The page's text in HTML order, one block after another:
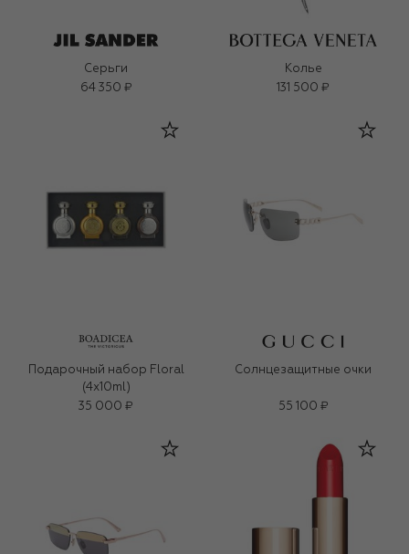
Серьги
64 350 ₽
Колье
131 500 ₽
Подарочный набор Floral
(4x10ml)
35 000 ₽
Солнцезащитные очки
55 100 ₽